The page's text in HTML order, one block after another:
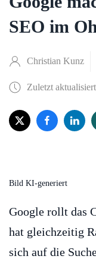
SEO im
Christian Kunz
Zuletzt
Bild KI-generiert
Google rollt das
hat gleichzeitig
sich auf die